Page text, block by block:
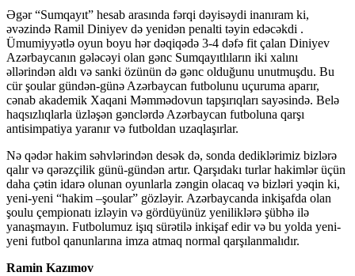
Əgər “Sumqayıt” hesab arasında fərqi dəyisəydi inanıram ki,
əvəzində Ramil Diniyev də yenidən penalti təyin edəcəkdi .
Ümumiyyətlə oyun boyu hər dəqiqədə 3-4 dəfə fit çalan Diniyev
Azərbaycanın gələcəyi olan gənc Sumqayıtlıların iki xalını
əllərindən aldı və sanki özünün də gənc olduğunu unutmuşdu. Bu
cür şoular gündən-günə Azərbaycan futbolunu uçuruma aparır,
cənab akademik Xaqani Məmmədovun tapşırıqları sayəsində. Belə
haqsızlıqlarla üzləşən gənclərdə Azərbaycan futboluna qarşı
antisimpatiya yaranır və futboldan uzaqlaşırlar.
Nə qədər hakim səhvlərindən desək də, sonda dediklərimiz bizlərə
qalır və qərəzçilik günü-gündən artır. Qarşıdakı turlar hakimlər üçün
daha çətin idarə olunan oyunlarla zəngin olacaq və bizləri yəqin ki,
yeni-yeni “hakim –şoular” gözləyir. Azərbaycanda inkişafda olan
şoulu çempionatı izləyin və gördüyünüz yeniliklərə şübhə ilə
yanaşmayın. Futbolumuz işıq sürətilə inkişaf edir və bu yolda yeni-
yeni futbol qanunlarına imza atmaq normal qarşılanmalıdır.
Ramin Kazımov